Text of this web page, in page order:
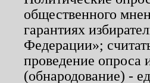
общественного
гарантиях
Федерации»;
проведение
(обнародование) -